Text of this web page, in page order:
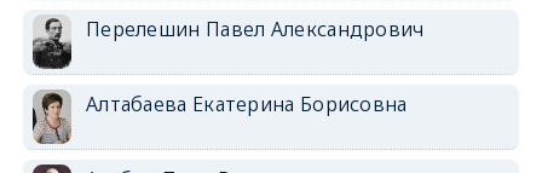
Перелешин Павел Александрович
Алтабаева Екатерина Борисовна